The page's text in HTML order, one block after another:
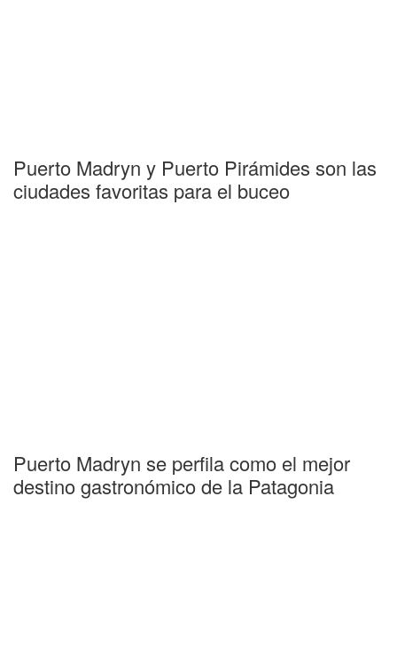
Puerto Madryn y Puerto Pirámides son las
ciudades favoritas para el buceo
Puerto Madryn se perfila como el mejor
destino gastronómico de la Patagonia